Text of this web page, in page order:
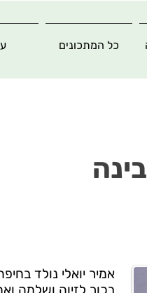
כל המתכונים